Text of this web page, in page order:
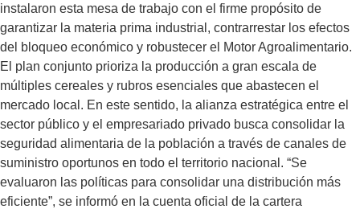
instalaron esta mesa de trabajo con el firme propósito de
garantizar la materia prima industrial, contrarrestar los efectos
del bloqueo económico y robustecer el Motor Agroalimentario.
El plan conjunto prioriza la producción a gran escala de
múltiples cereales y rubros esenciales que abastecen el
mercado local. En este sentido, la alianza estratégica entre el
sector público y el empresariado privado busca consolidar la
seguridad alimentaria de la población a través de canales de
suministro oportunos en todo el territorio nacional. “Se
evaluaron las políticas para consolidar una distribución más
eficiente”, se informó en la cuenta oficial de la cartera